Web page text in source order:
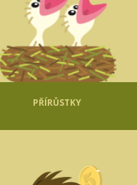
PŘÍRŮSTKY